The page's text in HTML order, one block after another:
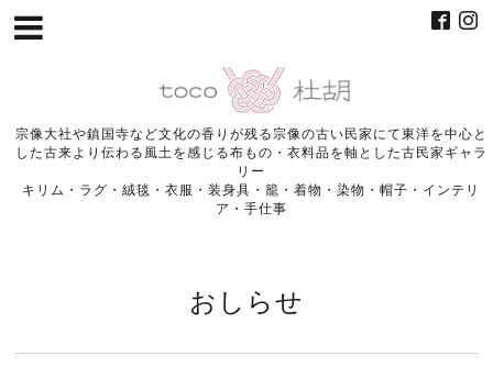
宗像大社や鎮国寺など文化の香りが残る宗像の古い民家にて東洋を中心と
した古来より伝わる風土を感じる布もの・衣料品を軸とした古民家ギャラ
リー
キリム・ラグ・絨毯・衣服・装身具・籠・着物・染物・帽子・インテリ
ア・手仕事
おしらせ